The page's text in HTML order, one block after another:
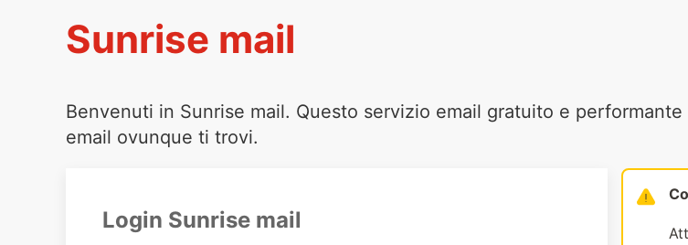
Sunrise mail
Benvenuti in Sunrise mail. Questo servizio email gratuito e
email ovunque ti trovi.
Login Sunrise mail